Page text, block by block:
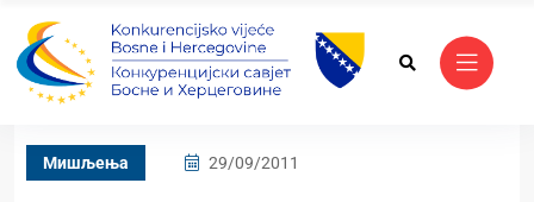
Mишљења 29/09/2011